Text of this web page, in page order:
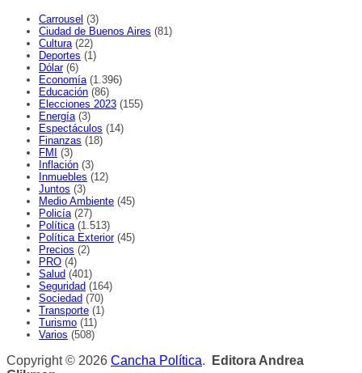
Carrousel (3)
Ciudad de Buenos Aires (81)
Cultura (22)
Deportes (1)
Dólar(6)
Economía (1.396)
Educación (86)
Elecciones 2023 (155)
Energía (3)
Espectáculos (14)
Finanzas (18)
FMI
(3)
Inflación (3)
Inmuebles (12)
Juntos (3)
Medio Ambiente (45)
Policía (27)
Política (1.513)
Política Exterior(45)
Precios (2)
PRO (4)
Salud (401)
Seguridad (164)
Sociedad (70)
Transporte (1)
Turismo (11)
Varios (508)
Copyright © 2026 Cancha Política.
Editora Andrea